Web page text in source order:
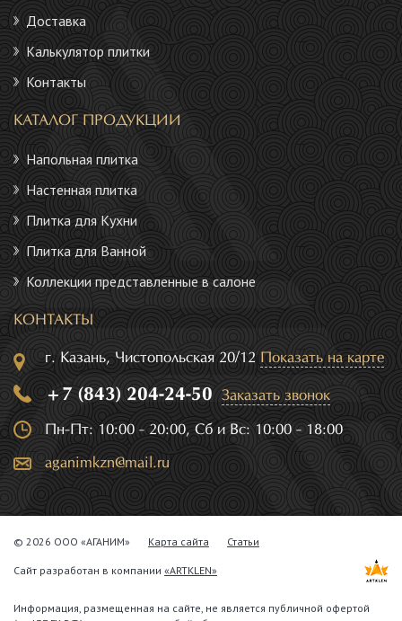
Доставка
Калькулятор плитки
Контакты
КАТАЛОГ ПРОДУКЦИИ
Напольная плитка
Настенная плитка
Плитка для Кухни
Плитка для Ванной
Коллекции представленные в салоне
КОНТАКТЫ
г. Казань, Чистопольская 20/12 Показать на карте
+7 (843) 204-24-50 Заказать звонок
Пн-Пт: 10:00 - 20:00, Сб и Вс: 10:00 - 18:00
aganimkzn@mail.ru
© 2026 ООО «АГАНИМ» Карта сайта Статьи
Сайт разработан в компании «ARTKLEN»
Информация, размещенная на сайте, не является публичной офертой